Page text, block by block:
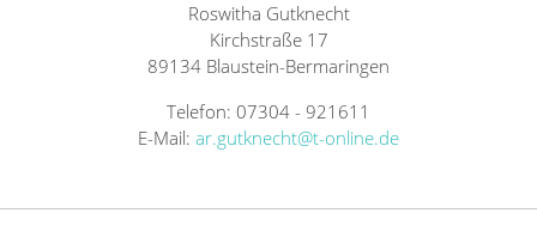
Roswitha Gutknecht
Kirchstraße 17
89134 Blaustein-Bermaringen
Telefon: 07304 - 921611
E-Mail: ar.gutknecht@t-online.de